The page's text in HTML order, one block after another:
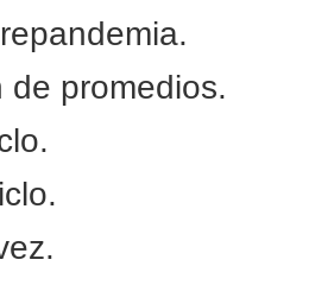
de promedios.